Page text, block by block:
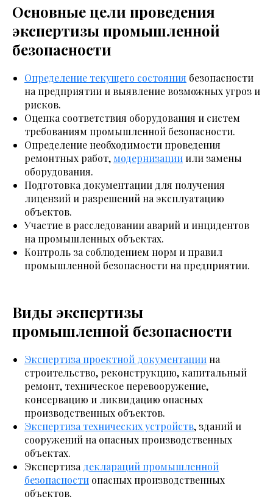
Основные цели проведения
экспертизы промышленной
безопасности
Определение текущего состояния безопасности
на предприятии и выявление возможных угроз и
рисков.
Оценка соответствия оборудования и систем
требованиям промышленной безопасности.
Определение необходимости проведения
ремонтных работ, модернизации или замены
оборудования.
Подготовка документации для получения
лицензий и разрешений на эксплуатацию
объектов.
Участие в расследовании аварий и инцидентов
на промышленных объектах.
Контроль за соблюдением норм и правил
промышленной безопасности на предприятии.
Виды экспертизы
промышленной безопасности
Экспертиза проектной документации на
строительство, реконструкцию, капитальный
ремонт, техническое перевооружение,
консервацию и ликвидацию опасных
производственных объектов.
Экспертиза технических устройств, зданий и
сооружений на опасных производственных
объектах.
Экспертиза деклараций промышленной
безопасности опасных производственных
объектов.